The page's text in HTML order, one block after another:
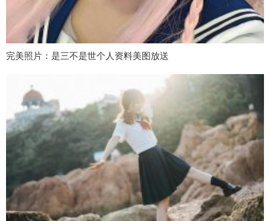
完美照片：是三不是世个人资料美图放送